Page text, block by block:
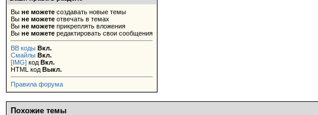
Вы не можете создавать новые темы
Вы не можете отвечать в темах
Вы не можете прикреплять вложения
Вы не можете редактировать свои сообщения
BB коды Вкл.
Смайлы Вкл.
[IMG] код Вкл.
HTML код Выкл.
Правила форума
Похожие темы